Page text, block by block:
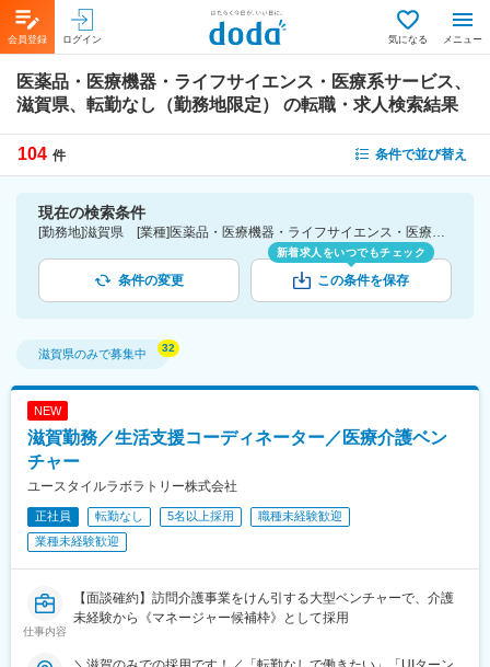
会員登録 ログイン 気になる メニュー
医薬品・医療機器・ライフサイエンス・医療系サービス、
滋賀県、転勤なし（勤務地限定）
の転職・求人検索結果
104 件 条件で並び替え
現在の検索条件
[勤務地]滋賀県 [業種]医薬品・医療機器・ライフサイエンス・医療系サービス [こだわり条件ピックアップ]転勤なし（勤務地限定） [詳細条件](募集・採用情報)転勤なし（勤務地限定）
条件の変更
新着求人をいつでもチェック
この条件を保存
滋賀県のみで募集中
NEW
滋賀勤務／生活支援コーディネーター／医療介護ベン
チャー
ユースタイルラボラトリー株式会社
正社員 転勤なし 5名以上採用
職種未経験歓迎
業種未経験歓迎
仕事内容
【面談確約】訪問介護事業をけん引する大型ベンチャーで、介護
未経験から《マネージャー候補枠》として採用